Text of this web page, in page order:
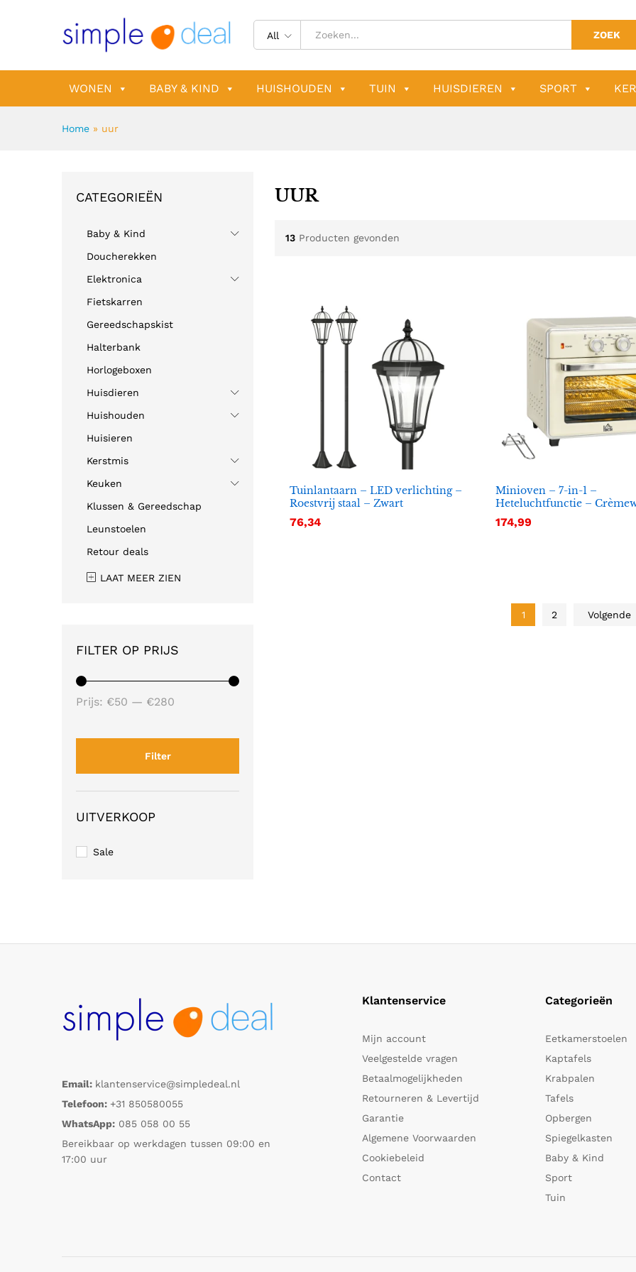
All ZOEK
WONEN BABY & KIND HUISHOUDEN TUIN HUISDIEREN SPORT
Home » uur
UUR
13 Producten gevonden
Tuinlantaarn – LED verlichting –
Roestvrij staal – Zwart
76,34
76,34
Minioven – 7-in-1 –
Heteluchtfunctie –
174,99
174,99
1 2 Volgende
CATEGORIEËN
Baby & Kind
Doucherekken
Elektronica
Fietskarren
Gereedschapskist
Halterbank
Horlogeboxen
Huisdieren
Huishouden
Huisieren
Kerstmis
Keuken
Klussen & Gereedschap
Leunstoelen
Retour deals
LAAT MEER ZIEN
FILTER OP PRIJS
Filter
Prijs: €50 — €280
UITVERKOOP
Sale
Email: klantenservice@simpledeal.nl
Telefoon: +31 850580055
WhatsApp: 085 058 00 55
Bereikbaar op werkdagen tussen 09:00 en
17:00 uur
Klantenservice
Mijn account
Veelgestelde vragen
Betaalmogelijkheden
Retourneren & Levertijd
Garantie
Algemene Voorwaarden
Cookiebeleid
Contact
Categorieën
Eetkamerstoelen
Kaptafels
Krabpalen
Tafels
Opbergen
Spiegelkasten
Baby & Kind
Sport
Tuin